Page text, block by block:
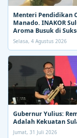
Menteri Pendidikan
Manado. INAKOR
Aroma Busuk di
Selasa, 4 Agustus 2026
Gubernur Yulius:
Adalah Kekuatan
Jumat, 31 Juli 2026